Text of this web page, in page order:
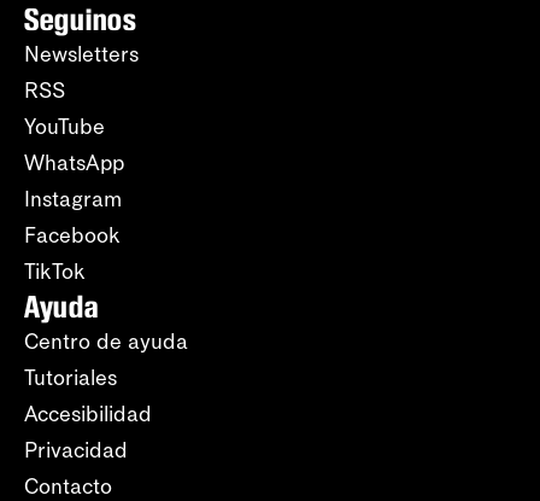
Seguinos
Newsletters
RSS
YouTube
WhatsApp
Instagram
Facebook
TikTok
Ayuda
Centro de ayuda
Tutoriales
Accesibilidad
Privacidad
Contacto